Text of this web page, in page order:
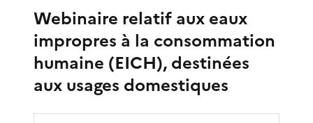
Webinaire relatif aux eaux
impropres à la consommation
humaine (EICH), destinées
aux usages domestiques